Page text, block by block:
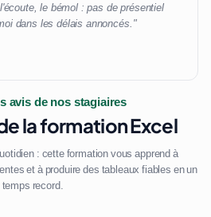
le bémol : pas de présentiel
dans les délais annoncés."
avis de nos stagiaires
la formation Excel
: cette formation vous apprend à
et à produire des tableaux fiables en un
temps record.